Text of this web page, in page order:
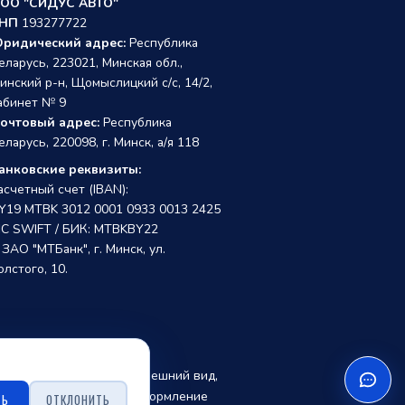
"СИДУС АВТО"
193277722
адрес: Республика
223021, Минская обл.,
р-н, Щомыслицкий с/с, 14/2,
№ 9
адрес: Республика
220098, г. Минск, а/я 118
реквизиты:
счет (IBAN):
MTBK 3012 0001 0933 0013 2425
SWIFT / БИК: MTBKBY22
"МТБанк", г. Минск, ул.
10.
право изменять внешний вид,
точной стоимости и оформление
ОТКЛОНИТЬ